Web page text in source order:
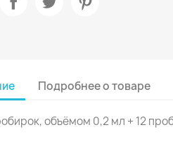
Подробнее о товаре
объёмом 0,2 мл + 12